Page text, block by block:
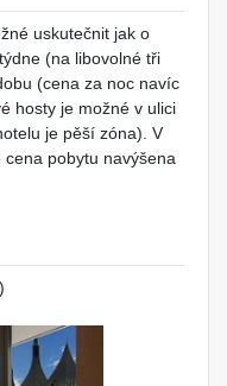
uskutečnit jak o
(na libovolné tři
(cena za noc navíc
hosty je možné v ulici
je pěší zóna). V
pobytu navýšena